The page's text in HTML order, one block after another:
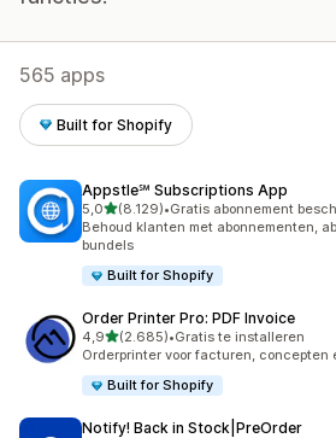
565 apps
Built for Shopify
Appstle℠ Subscriptions App
5,0van 5 sterren
(8.129)
8129 recensies in totaal
•Gratis abonnement
Behoud klanten met abonnementen,
bundels
Built for Shopify
Order Printer Pro: PDF Invoice
4,9van 5 sterren
(2.685)
2685 recensies in totaal
•Gratis te installeren
Orderprinter voor facturen, concepten
Built for Shopify
Notify! Back in Stock|PreOrder